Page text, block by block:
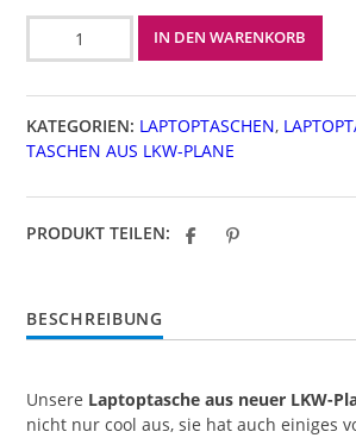
Menge
IN DEN WARENKORB
KATEGORIEN: LAPTOPTASCHEN,
TASCHEN AUS LKW-PLANE
PRODUKT TEILEN:
BESCHREIBUNG
Unsere Laptoptasche aus neuer LKW-
nicht nur cool aus, sie hat auch einiges